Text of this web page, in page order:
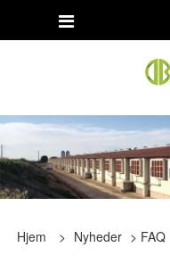
Hjem > Nyheder > FAQ